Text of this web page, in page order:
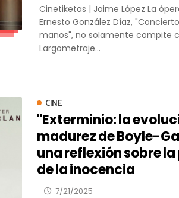
Cinetiketas | Jaime López La
Ernesto González Díaz,
manos", no solamente compite
Largometraje...
CINE
"Exterminio: la
madurez de Boyle-
una reflexión sobre
de la inocencia
7/21/2025